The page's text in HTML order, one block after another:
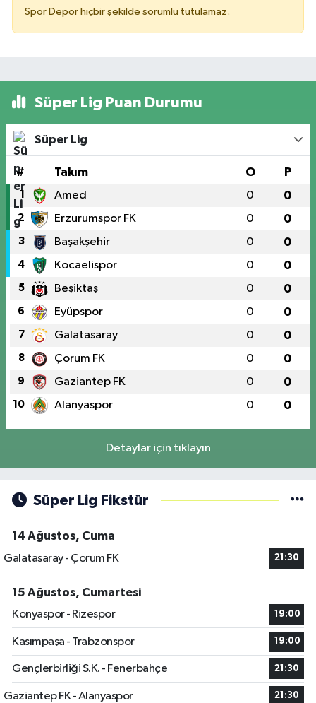
Spor Depor hiçbir şekilde sorumlu tutulamaz.
Süper Lig Puan Durumu
Süper Lig
# Takım O P
1 Amed 0 0
2 Erzurumspor FK 0 0
3 Başakşehir 0 0
4 Kocaelispor 0 0
5 Beşiktaş 0 0
6 Eyüpspor 0 0
7 Galatasaray 0 0
8 Çorum FK 0 0
9 Gaziantep FK 0 0
10 Alanyaspor 0 0
Detaylar için tıklayın
Süper Lig Fikstür
14 Ağustos, Cuma
Galatasaray - Çorum FK
21:30
15 Ağustos, Cumartesi
Konyaspor - Rizespor
19:00
Kasımpaşa - Trabzonspor 19:00
Gençlerbirliği S.K. - Fenerbahçe 21:30
Gaziantep FK - Alanyaspor 21:30